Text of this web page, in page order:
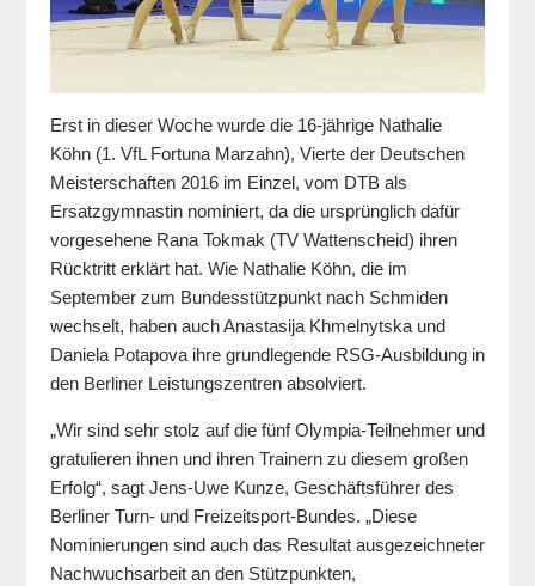
Erst in dieser Woche wurde die 16-jährige Nathalie
Köhn (1. VfL Fortuna Marzahn), Vierte der Deutschen
Meisterschaften 2016 im Einzel, vom DTB als
Ersatzgymnastin nominiert, da die ursprünglich dafür
vorgesehene Rana Tokmak (TV Wattenscheid) ihren
Rücktritt erklärt hat. Wie Nathalie Köhn, die im
September zum Bundesstützpunkt nach Schmiden
wechselt, haben auch Anastasija Khmelnytska und
Daniela Potapova ihre grundlegende RSG-Ausbildung in
den Berliner Leistungszentren absolviert.
„Wir sind sehr stolz auf die fünf Olympia-Teilnehmer und
gratulieren ihnen und ihren Trainern zu diesem großen
Erfolg“, sagt Jens-Uwe Kunze, Geschäftsführer des
Berliner Turn- und Freizeitsport-Bundes. „Diese
Nominierungen sind auch das Resultat ausgezeichneter
Nachwuchsarbeit an den Stützpunkten,